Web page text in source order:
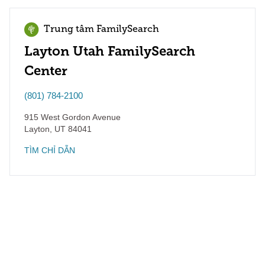
Trung tâm FamilySearch
Layton Utah FamilySearch
Center
(801) 784-2100
915 West Gordon Avenue
Layton
UT 84041
TÌM CHỈ DẪN